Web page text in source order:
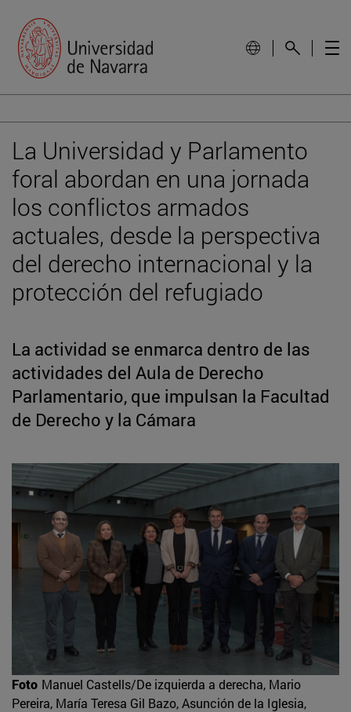
La Universidad y Parlamento
foral abordan en una jornada
los conflictos armados
actuales, desde la perspectiva
del derecho internacional y la
protección del refugiado
La actividad se enmarca dentro de las
actividades del Aula de Derecho
Parlamentario, que impulsan la Facultad
de Derecho y la Cámara
Foto Manuel Castells/De izquierda a derecha, Mario
Pereira, María Teresa Gil Bazo, Asunción de la Iglesia,